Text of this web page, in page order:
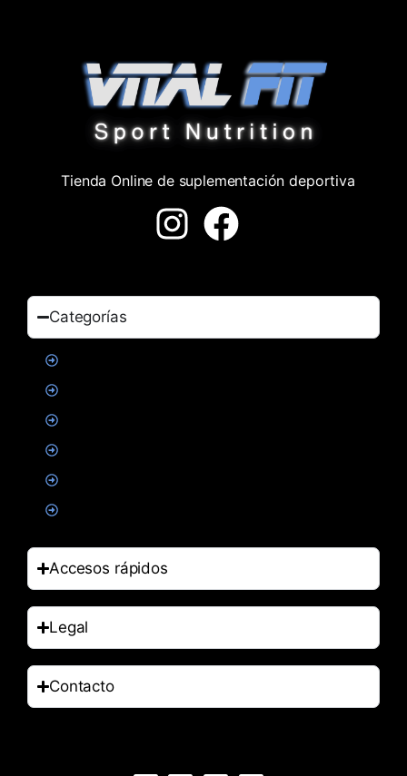
Tienda Online de suplementación deportiva
Categorías
Accesos rápidos
Legal
Contacto